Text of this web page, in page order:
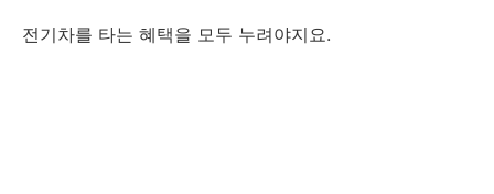
전기차를 타는 혜택을 모두 누려야지요.